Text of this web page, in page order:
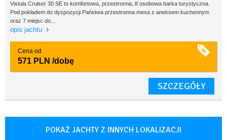
Vistula Cruiser 30 SE to komfortowa, przestronna, 8 osobowa barka turystyczna.
Pod pokładem do dyspozycji Państwa przestronna mesa z aneksem kuchennym
oraz 7 miejsc do...
opis jachtu
Cena od
571 PLN /dobę
SZCZEGÓŁY
POKAŻ JACHTY Z INNYCH LOKALIZACJI